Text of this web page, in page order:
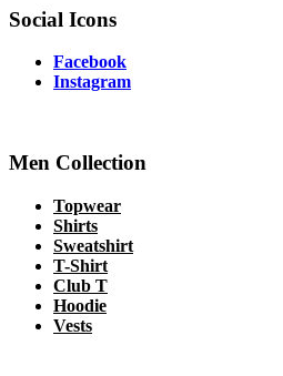
Social Icons
Facebook
Instagram
Men Collection
Topwear
Shirts
Sweatshirt
T-Shirt
Club T
Hoodie
Vests